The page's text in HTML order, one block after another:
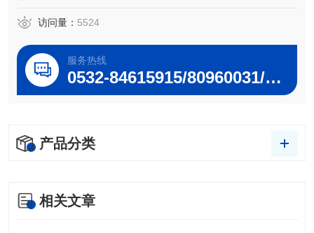
访问量： 5524
服务热线
0532-84615915/80960031/80960032
产品分类
相关文章